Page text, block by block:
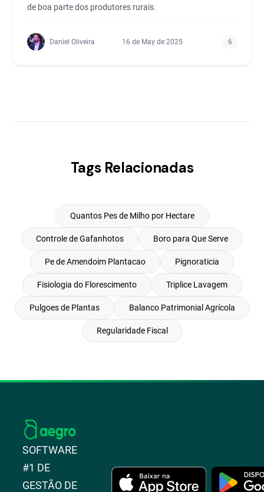
de boa parte dos produtores rurais.
Daniel Oliveira 16 de May de 2025 6
Tags Relacionadas
Quantos Pes de Milho por Hectare
Controle de Gafanhotos Boro para Que Serve
Pe de Amendoim Plantacao Pignoraticia
Fisiologia do Florescimento Triplice Lavagem
Pulgoes de Plantas Balanco Patrimonial Agrícola
Regularidade Fiscal
SOFTWARE
#1 DE
GESTÃO DE